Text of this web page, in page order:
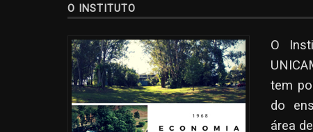
O INSTITUTO
O
tem
do
área